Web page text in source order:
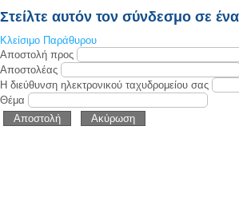
Στείλτε αυτόν τον σύνδεσμο σε
Κλείσιμο Παράθυρου
Αποστολή προς
Αποστολέας
Η διεύθυνση ηλεκτρονικού ταχυδρομείου σας
Θέμα
Αποστολή
Ακύρωση